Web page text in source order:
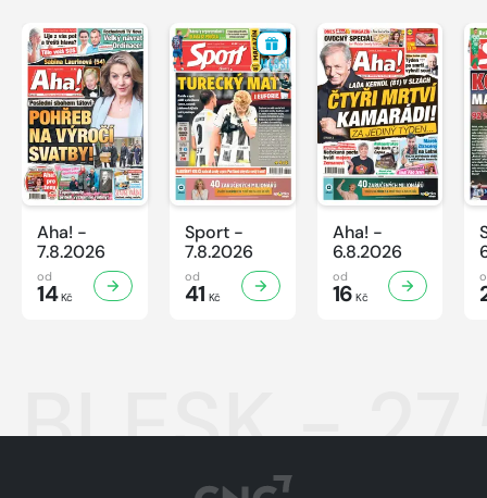
Aha! -
7.8.2026
od
14Kč
Sport -
7.8.2026
od
41 Kč
Aha! -
6.8.2026
od
16 Kč
BLESK -